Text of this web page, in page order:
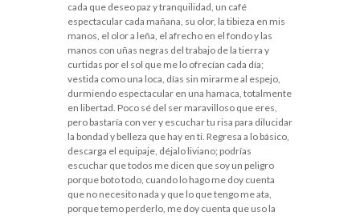
cada que deseo paz y tranquilidad, un café
espectacular cada mañana, su olor, la tibieza en mis
manos, el olor a leña, el afrecho en el fondo y las
manos con uñas negras del trabajo de la tierra y
curtidas por el sol que me lo ofrecían cada día;
vestida como una loca, días sin mirarme al espejo,
durmiendo espectacular en una hamaca, totalmente
en libertad. Poco sé del ser maravilloso que eres,
pero bastaría con ver y escuchar tu risa para dilucidar
la bondad y belleza que hay en ti. Regresa a lo básico,
descarga el equipaje, déjalo liviano; podrías
escuchar que todos me dicen que soy un peligro
porque boto todo, cuando lo hago me doy cuenta
que no necesito nada y que lo que tengo me ata,
porque temo perderlo, me doy cuenta que uso la